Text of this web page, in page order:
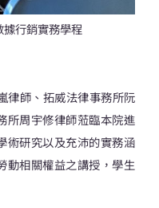
行銷實務學程
律師、拓威法律事務所阮
所周宇修律師蒞臨本院進
術研究以及充沛的實務涵
動相關權益之講授，學生